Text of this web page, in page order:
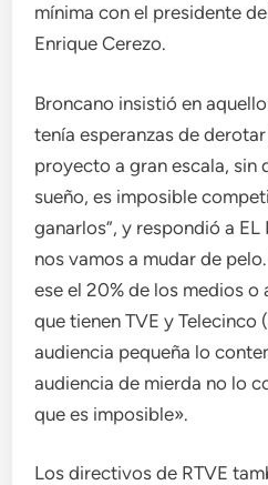
mínima con el presidente
Enrique Cerezo.
Broncano insistió en
tenía esperanzas de
proyecto a gran escala, sin
sueño, es imposible
ganarlos”, y respondió a EL
nos vamos a mudar de
ese el 20% de los medios o
que tienen TVE y Telecinco
audiencia pequeña lo
audiencia de mierda no lo
que es imposible».
Los directivos de RTVE